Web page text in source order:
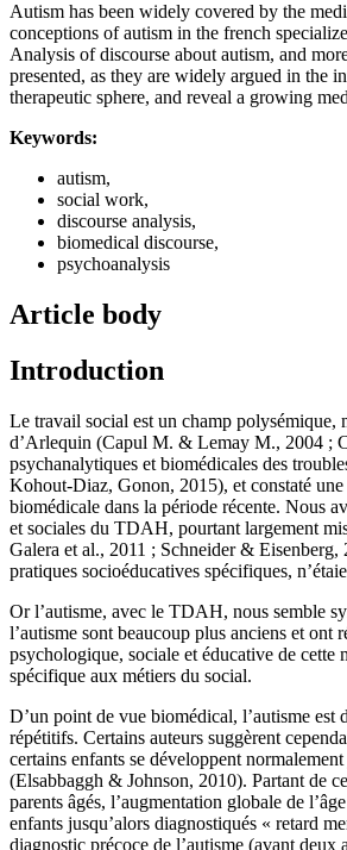
Autism has been widely covered by the
conceptions of autism in the french
Analysis of discourse about autism, and
presented, as they are widely argued in the
therapeutic sphere, and reveal a growing
Keywords:
autism,
social work,
discourse analysis,
biomedical discourse,
psychoanalysis
Article body
Introduction
Le travail social est un champ polysémique,
d’Arlequin (Capul M. & Lemay M., 2004 ;
psychanalytiques et biomédicales des
Kohout-Diaz, Gonon, 2015), et constaté
biomédicale dans la période récente. Nous
et sociales du TDAH, pourtant largement
Galera et al., 2011 ; Schneider &
pratiques socioéducatives spécifiques,
Or l’autisme, avec le TDAH, nous semble
l’autisme sont beaucoup plus anciens et ont
psychologique, sociale et éducative de cette
spécifique aux métiers du social.
D’un point de vue biomédical, l’autisme
répétitifs. Certains auteurs suggèrent
certains enfants se développent
(Elsabbaggh & Johnson, 2010). Partant de
parents âgés, l’augmentation globale de
enfants jusqu’alors diagnostiqués « retard
diagnostic précoce de l’autisme (avant